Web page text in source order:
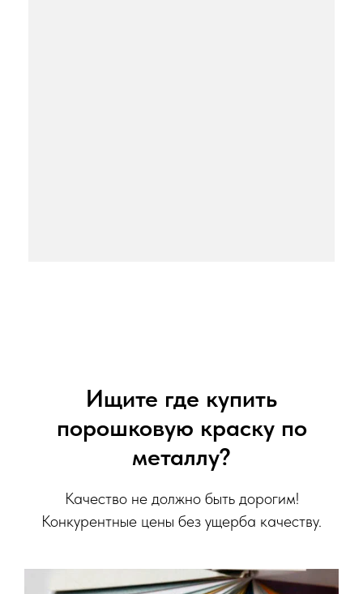
Ищите где купить
порошковую краску по
металлу?
Качество не должно быть дорогим!
Конкурентные цены без ущерба качеству.